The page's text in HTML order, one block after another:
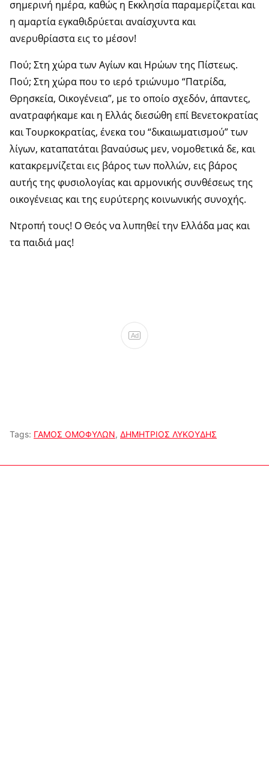
σημερινή ημέρα, καθώς η Εκκλησία παραμερίζεται και
η αμαρτία εγκαθιδρύεται αναίσχυντα και
ανερυθρίαστα εις το μέσον!
Πού; Στη χώρα των Αγίων και Ηρώων της Πίστεως.
Πού; Στη χώρα που το ιερό τριώνυμο “Πατρίδα,
Θρησκεία, Οικογένεια”, με το οποίο σχεδόν, άπαντες,
ανατραφήκαμε και η Ελλάς διεσώθη επί Βενετοκρατίας
και Τουρκοκρατίας, ένεκα του “δικαιωματισμού” των
λίγων, καταπατάται βαναύσως μεν, νομοθετικά δε, και
κατακρεμνίζεται εις βάρος των πολλών, εις βάρος
αυτής της φυσιολογίας και αρμονικής συνθέσεως της
οικογένειας και της ευρύτερης κοινωνικής συνοχής.
Ντροπή τους! Ο Θεός να λυπηθεί την Ελλάδα μας και
τα παιδιά μας!
Ad
Tags: ΓΑΜΟΣ ΟΜΟΦΥΛΩΝ, ΔΗΜΗΤΡΙΟΣ ΛΥΚΟΥΔΗΣ